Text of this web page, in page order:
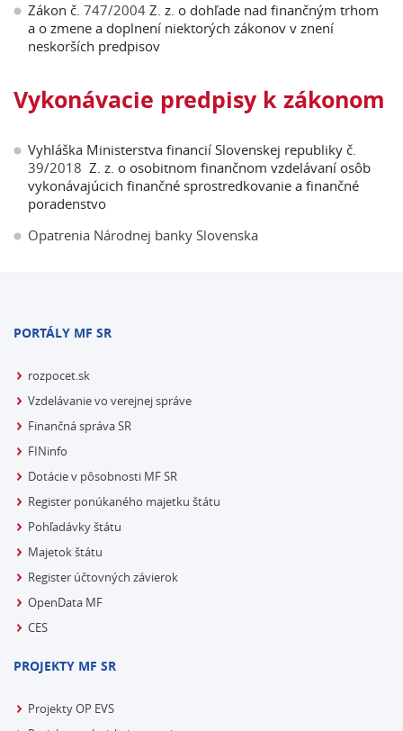
Zákon č. 747/2004 Z. z. o dohľade nad finančným trhom
a o zmene a doplnení niektorých zákonov v znení
neskorších predpisov
Vykonávacie predpisy k zákonom
Vyhláška Ministerstva financií Slovenskej republiky č.
39/2018 Z. z. o osobitnom finančnom vzdelávaní osôb
vykonávajúcich finančné sprostredkovanie a finančné
poradenstvo
Opatrenia Národnej banky Slovenska
PORTÁLY MF SR
rozpocet.sk
Vzdelávanie vo verejnej správe
Finančná správa SR
FINinfo
Dotácie v pôsobnosti MF SR
Register ponúkaného majetku štátu
Pohľadávky štátu
Majetok štátu
Register účtovných závierok
OpenData MF
CES
PROJEKTY MF SR
Projekty OP EVS